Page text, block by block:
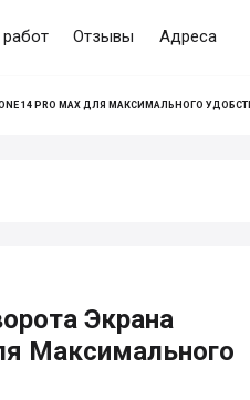
Отзывы Адреса
14 PRO MAX ДЛЯ МАКСИМАЛЬНОГО
Экрана
Максимального